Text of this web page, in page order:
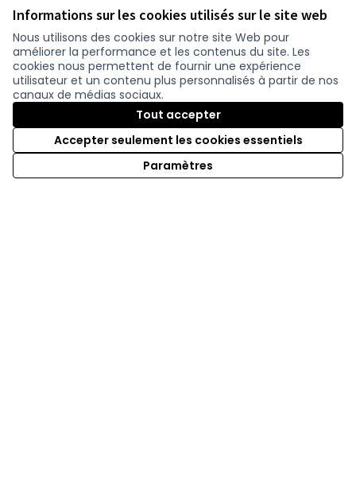
Informations sur les cookies utilisés sur le site web
Nous utilisons des cookies sur notre site Web pour
améliorer la performance et les contenus du site. Les
cookies nous permettent de fournir une expérience
utilisateur et un contenu plus personnalisés à partir de nos
canaux de médias sociaux.
Tout accepter
Accepter seulement les cookies essentiels
Paramètres